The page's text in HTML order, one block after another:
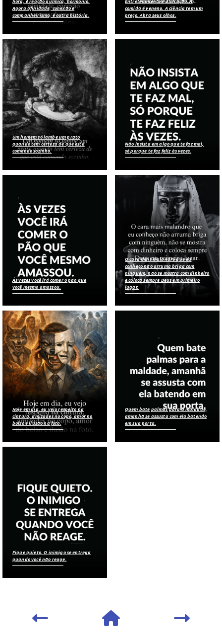
Agora afinidade, conexão e
companheirismo, é outra história.
Um homem só lambe um prato
quando tem certeza de que está
comendo sozinho.
Às vezes você irá comer o pão que
você mesmo amassou.
Hoje em dia, eu vejo respeito na
cintura, amizades no copo, amor no
bolso e ilusão na foto.
Fique quieto. O inimigo se entrega
quando você não reage.
comida é veneno. A ciência tem um
preço. Abra seus olhos.
Não insista em algo que te faz mal,
só porque te faz feliz às vezes.
O cara mais malandro que eu
conheço não arruma briga com
ninguém, não se mostra com dinheiro
e coloca sempre Deus em primeiro
lugar.
Quem bate palmas para a maldade,
amanhã se assusta com ela batendo
em sua porta.